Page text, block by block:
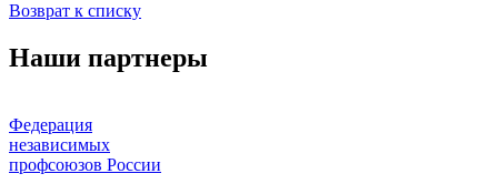
Возврат к списку
Наши партнеры
Федерация
независимых
профсоюзов России